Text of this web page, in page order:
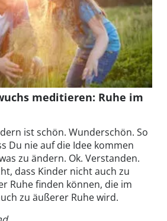
meditieren: Ruhe im
ist schön. Wunderschön. So
Du nie auf die Idee kommen
zu ändern. Ok. Verstanden.
dass Kinder nicht auch zu
Ruhe finden können, die im
zu äußerer Ruhe wird.